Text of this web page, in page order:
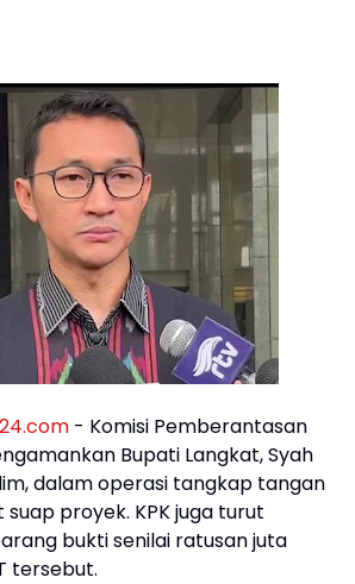
- Komisi Pemberantasan
Bupati Langkat, Syah
dalam operasi tangkap tangan
suap proyek. KPK juga turut
bukti senilai ratusan juta
tersebut.